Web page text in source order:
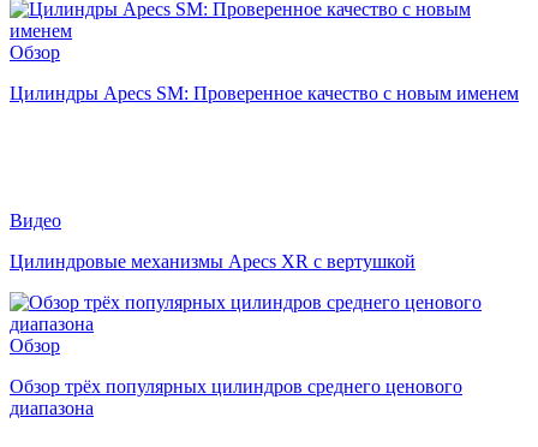
Обзор
Цилиндры Apecs SM: Проверенное качество с новым именем
Видео
Цилиндровые механизмы Apecs XR с вертушкой
Обзор
Обзор трёх популярных цилиндров среднего ценового
диапазона